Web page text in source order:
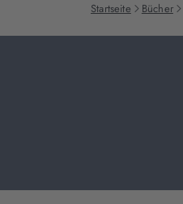
Startseite Bücher